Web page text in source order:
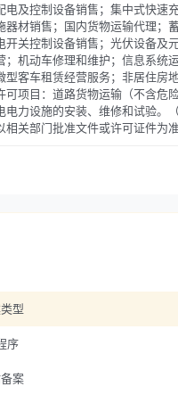
电及控制设备销售；集中式快速
器材销售；国内货物运输代理；
开关控制设备销售；光伏设备及
；机动车修理和维护；信息系统
型客车租赁经营服务；非居住房
可项目：道路货物运输（不含危
电力设施的安装、维修和试验。
相关部门批准文件或许可证件为准
型
序
案